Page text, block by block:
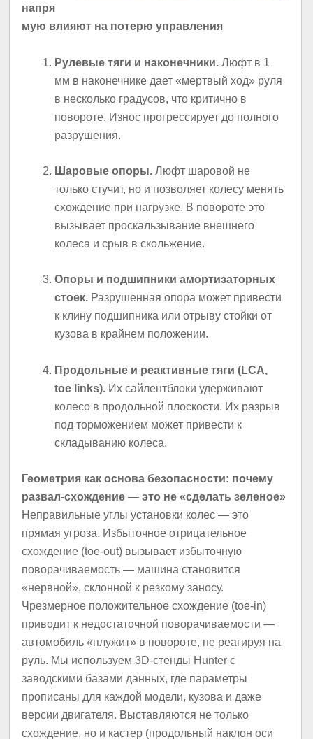
напря
мую влияют на потерю управления
Рулевые тяги и наконечники. Люфт в 1
мм в наконечнике дает «мертвый ход» руля
в несколько градусов, что критично в
повороте. Износ прогрессирует до полного
разрушения.
Шаровые опоры. Люфт шаровой не
только стучит, но и позволяет колесу менять
схождение при нагрузке. В повороте это
вызывает проскальзывание внешнего
колеса и срыв в скольжение.
Опоры и подшипники амортизаторных
стоек. Разрушенная опора может привести
к клину подшипника или отрыву стойки от
кузова в крайнем положении.
Продольные и реактивные тяги (LCA,
toe links). Их сайлентблоки удерживают
колесо в продольной плоскости. Их разрыв
под торможением может привести к
складыванию колеса.
Геометрия как основа безопасности: почему
развал-схождение — это не «сделать зеленое»
Неправильные углы установки колес — это
прямая угроза. Избыточное отрицательное
схождение (toe-out) вызывает избыточную
поворачиваемость — машина становится
«нервной», склонной к резкому заносу.
Чрезмерное положительное схождение (toe-in)
приводит к недостаточной поворачиваемости —
автомобиль «плужит» в повороте, не реагируя на
руль. Мы используем 3D-стенды Hunter с
заводскими базами данных, где параметры
прописаны для каждой модели, кузова и даже
версии двигателя. Выставляются не только
схождение, но и кастер (продольный наклон оси